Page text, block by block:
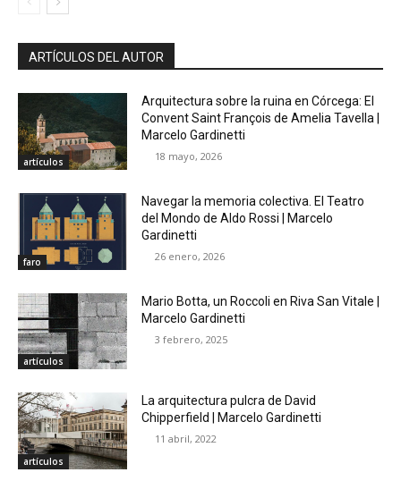
ARTÍCULOS DEL AUTOR
artículos
Arquitectura sobre la ruina en Córcega: El
Convent Saint François de Amelia Tavella |
Marcelo Gardinetti
18 mayo, 2026
faro
Navegar la memoria colectiva. El Teatro
del Mondo de Aldo Rossi | Marcelo
Gardinetti
26 enero, 2026
artículos
Mario Botta, un Roccoli en Riva San Vitale |
Marcelo Gardinetti
3 febrero, 2025
artículos
La arquitectura pulcra de David
Chipperfield | Marcelo Gardinetti
11 abril, 2022